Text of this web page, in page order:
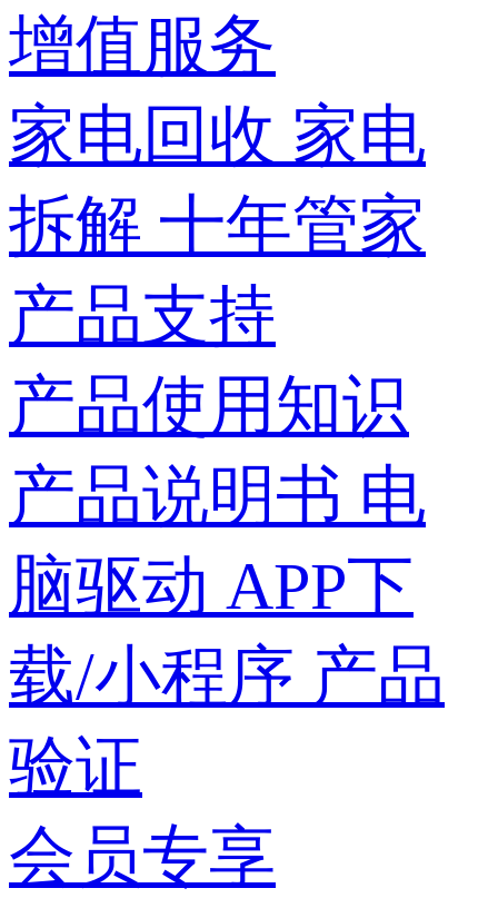
增值服务
家电回收 家电
拆解 十年管家
产品支持
产品使用知识
产品说明书 电
脑驱动 APP下
载/小程序 产品
验证
会员专享